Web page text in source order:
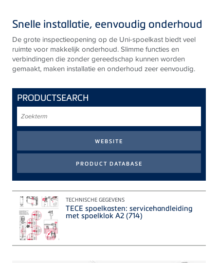
Snelle installatie, eenvoudig onderhoud
De grote inspectieopening op de Uni-spoelkast biedt veel
ruimte voor makkelijk onderhoud. Slimme functies en
verbindingen die zonder gereedschap kunnen worden
gemaakt, maken installatie en onderhoud zeer eenvoudig.
PRODUCTSEARCH
TECHNISCHE GEGEVENS
TECE spoelkasten: servicehandleiding
met spoelklok A2 (714)